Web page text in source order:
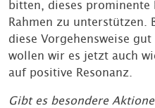
bitten, dieses prominente
Rahmen zu unterstützen.
diese Vorgehensweise
wollen wir es jetzt auch
auf positive Resonanz.
Gibt es besondere